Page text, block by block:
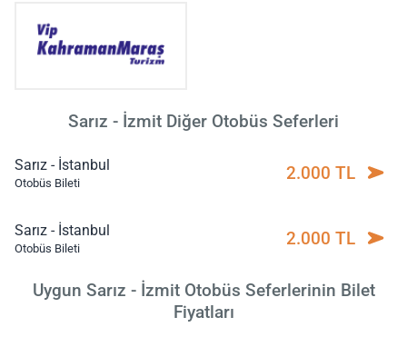
Sarız - İzmit Diğer Otobüs Seferleri
Sarız - İstanbul
Otobüs Bileti 2.000 TL
Sarız - İstanbul
Otobüs Bileti 2.000 TL
Uygun Sarız - İzmit Otobüs Seferlerinin Bilet
Fiyatları